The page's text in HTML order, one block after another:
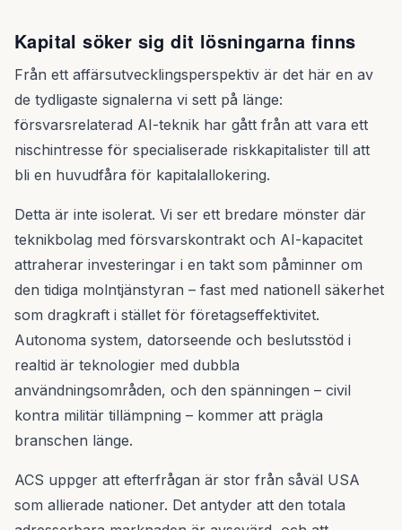
Kapital söker sig dit lösningarna finns
Från ett affärsutvecklingsperspektiv är det här en av
de tydligaste signalerna vi sett på länge:
försvarsrelaterad AI-teknik har gått från att vara ett
nischintresse för specialiserade riskkapitalister till att
bli en huvudfåra för kapitalallokering.
Detta är inte isolerat. Vi ser ett bredare mönster där
teknikbolag med försvarskontrakt och AI-kapacitet
attraherar investeringar i en takt som påminner om
den tidiga molntjänstyran – fast med nationell säkerhet
som dragkraft i stället för företagseffektivitet.
Autonoma system, datorseende och beslutsstöd i
realtid är teknologier med dubbla
användningsområden, och den spänningen – civil
kontra militär tillämpning – kommer att prägla
branschen länge.
ACS uppger att efterfrågan är stor från såväl USA
som allierade nationer. Det antyder att den totala